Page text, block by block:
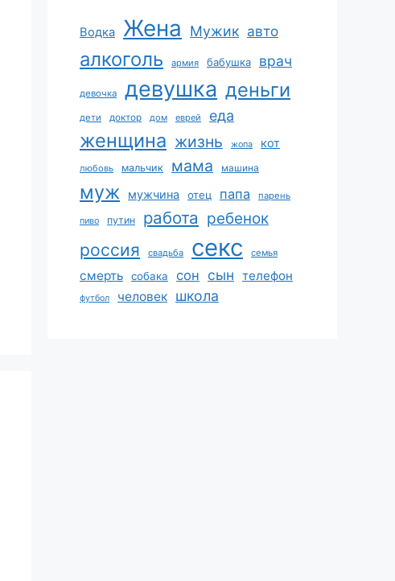
Водка Жена Мужик авто
алкоголь армия бабушка врач
девочка девушка деньги
дети доктор дом еврей еда
женщина жизнь жопа кот
любовь мальчик мама машина
муж мужчина отец папа парень
пиво путин работа ребенок
россия свадьба секс семья
смерть собака сон сын телефон
футбол человек школа